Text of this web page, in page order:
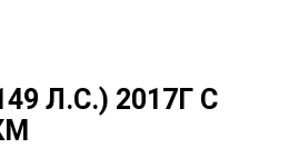
Л.С.) 2017Г С